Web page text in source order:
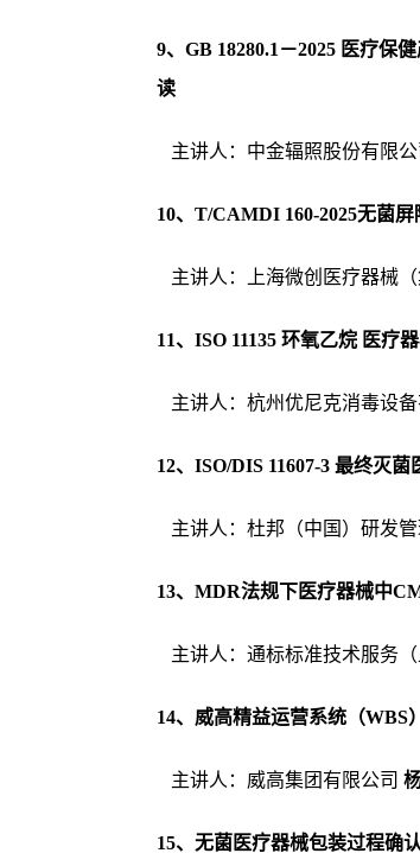
9、 GB 18280.1－2025 医疗保
读
主讲人：中金辐照股份有限公
10、 T/CAMDI 160-2025无菌
主讲人：上海微创医疗器械
11、 ISO 11135 环氧乙烷 医疗
主讲人：杭州优尼克消毒设备
12、 ISO/DIS 11607-3 最终灭
主讲人 ： 杜邦（中国）研发
13、 MDR法规下医疗器械中
主讲人 ： 通标标准技术服务
14、 威高精益运营系统（WBS
主讲人 ： 威高集团有限公司
15、 无菌医疗器械包装过程确